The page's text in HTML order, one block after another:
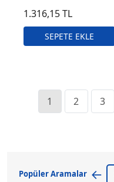
1.316,15 TL
1 2 3
Popüler Aramalar ←